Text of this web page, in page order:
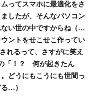
ってスマホに最適化をさ
したが、そんなパソコン
い世の中ですからね（…
ントをせこせこ作ってい
れるって、さすがに笑え
「！？ 何が起きたん
どうにもこうにも世間っ
…）